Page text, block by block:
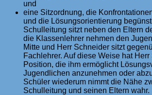
und
eine Sitzordnung, die
und die Lösungsorientierung
Schulleitung sitzt neben den Eltern
die Klassenlehrer nehmen den
Mitte und Herr Schneider sitzt
Fachlehrer. Auf diese Weise hat
Position, die ihm ermöglicht
Jugendlichen anzunehmen oder
Schüler wiederum nimmt die Nähe
Schulleitung und seinen Eltern wahr.